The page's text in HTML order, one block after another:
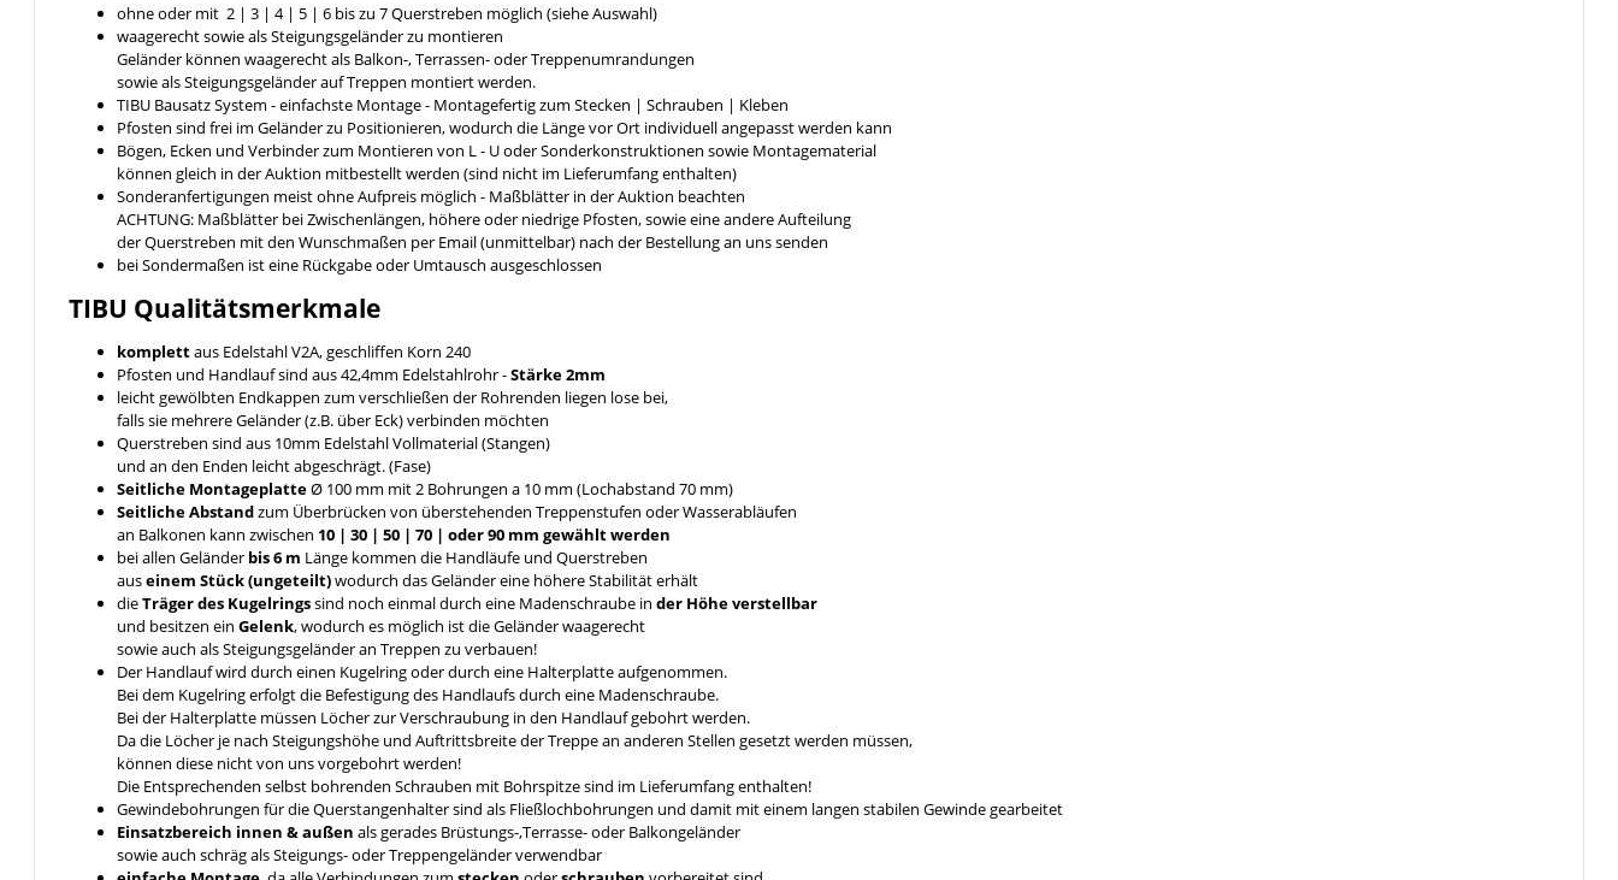
ohne oder mit 2 | 3 | 4 | 5 | 6 bis zu 7 Querstreben möglich (siehe Auswahl)
waagerecht sowie als Steigungsgeländer zu montieren
Geländer können waagerecht als Balkon-, Terrassen- oder Treppenumrandungen
sowie als Steigungsgeländer auf Treppen montiert werden.
TIBU Bausatz System - einfachste Montage - Montagefertig zum Stecken | Schrauben | Kleben
Pfosten sind frei im Geländer zu Positionieren, wodurch die Länge vor Ort individuell angepasst werden kann
Bögen, Ecken und Verbinder zum Montieren von L - U oder Sonderkonstruktionen sowie Montagematerial
können gleich in der Auktion mitbestellt werden (sind nicht im Lieferumfang enthalten)
Sonderanfertigungen meist ohne Aufpreis möglich - Maßblätter in der Auktion beachten
ACHTUNG: Maßblätter bei Zwischenlängen, höhere oder niedrige Pfosten, sowie eine andere Aufteilung
der Querstreben mit den Wunschmaßen per Email (unmittelbar) nach der Bestellung an uns senden
bei Sondermaßen ist eine Rückgabe oder Umtausch ausgeschlossen
TIBU Qualitätsmerkmale
komplettaus Edelstahl V2A, geschliffen Korn 240
Pfosten und Handlauf sind aus 42,4mm Edelstahlrohr -Stärke 2mm
leicht gewölbten Endkappen zum verschließen der Rohrenden liegen lose bei,
falls sie mehrere Geländer (z.B. über Eck) verbinden möchten
Querstreben sind aus 10mm Edelstahl Vollmaterial (Stangen)
und an den Enden leicht abgeschrägt. (Fase)
Seitliche MontageplatteØ 100 mm mit 2 Bohrungen a 10 mm (Lochabstand 70 mm)
Seitliche Abstandzum Überbrücken von überstehenden Treppenstufen oder Wasserabläufen
an Balkonen kann zwischen 10 | 30 | 50 | 70 | oder 90 mm gewählt werden
bei allen Geländer bis 6 m Länge kommen die Handläufe und Querstreben
auseinem Stück (ungeteilt)wodurch das Geländer eine höhere Stabilität erhält
dieTräger des Kugelringssind noch einmal durch eine Madenschraube in der Höhe verstellbar
und besitzen ein Gelenk, wodurch es möglich ist die Geländer waagerecht
sowie auch als Steigungsgeländer an Treppen zu verbauen!
Der Handlauf wird durch einen Kugelring oder durch eine Halterplatte aufgenommen.
Bei dem Kugelring erfolgt die Befestigung des Handlaufs durch eine Madenschraube.
Bei der Halterplatte müssen Löcher zur Verschraubung in den Handlauf gebohrt werden.
Da die Löcher je nach Steigungshöhe und Auftrittsbreite der Treppe an anderen Stellen gesetzt werden müssen,
können diese nicht von uns vorgebohrt werden!
Die Entsprechenden selbst bohrenden Schrauben mit Bohrspitze sind im Lieferumfang enthalten!
Gewindebohrungen für die Querstangenhalter sind als Fließlochbohrungen und damit mit einem langen stabilen Gewinde gearbeitet
Einsatzbereich innen & außen als gerades Brüstungs-,Terrasse- oder Balkongeländer
sowie auch schräg als Steigungs- oder Treppengeländer verwendbar